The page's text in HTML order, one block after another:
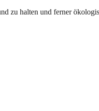
zu halten und ferner